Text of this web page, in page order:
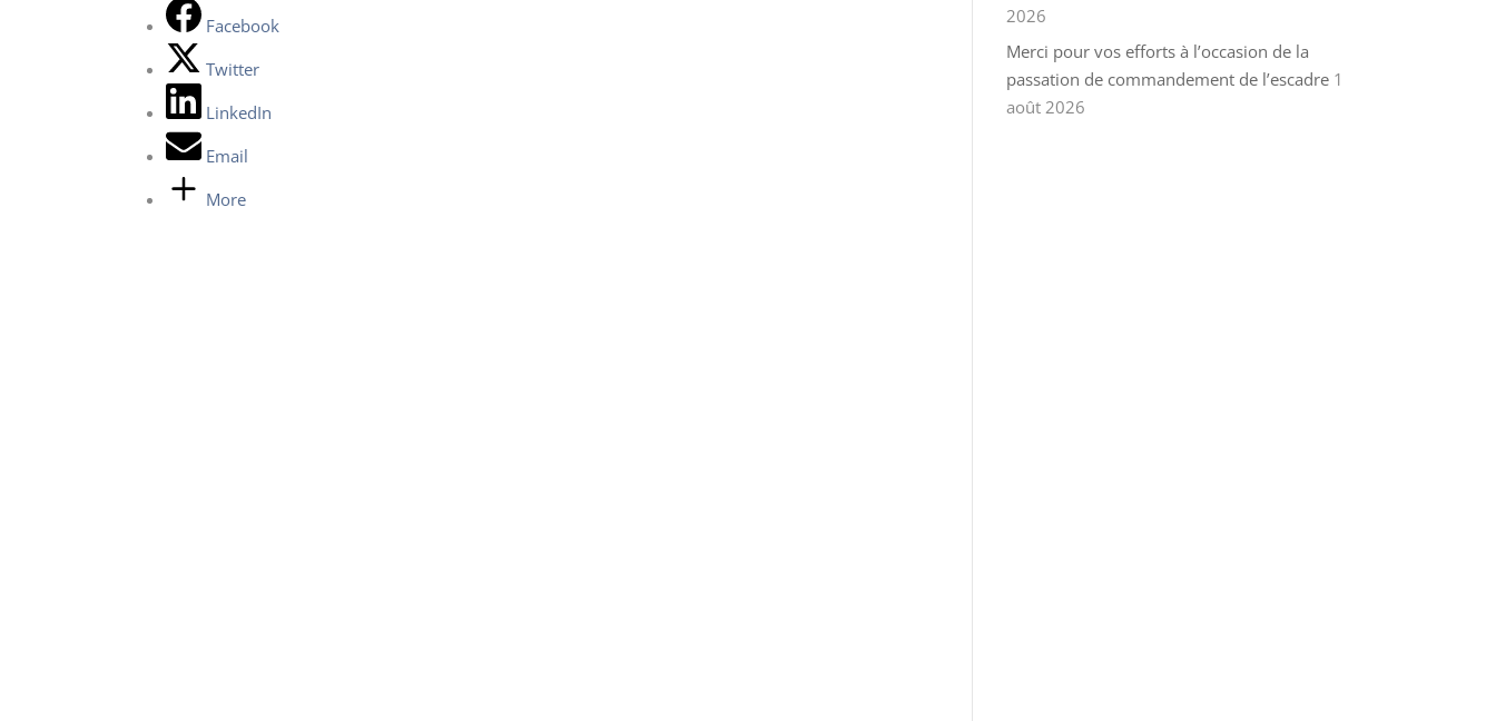
Facebook
Twitter
LinkedIn
Email
More
2026
Merci pour vos efforts à l’occasion de la
passation de commandement de l’escadre 1
août 2026